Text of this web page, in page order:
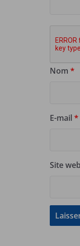
Nom *
E-mail *
Site web